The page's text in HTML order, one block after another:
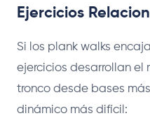
Ejercicios
Si los plank walks
ejercicios desarrollan el
tronco desde bases
dinámico más difícil: